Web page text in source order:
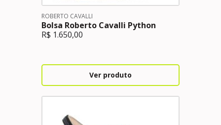
ROBERTO CAVALLI
Bolsa Roberto Cavalli Python
R$ 1.650,00
Ver produto